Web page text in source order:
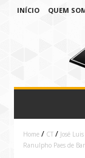
INÍCIO QUEM
Home / CT / José
Ranulpho Paes de